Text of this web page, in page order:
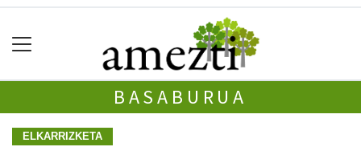
BASABURUA
ELKARRIZKETA